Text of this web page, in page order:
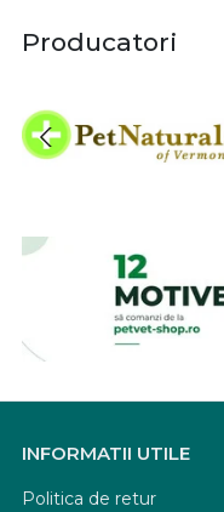
Producatori
INFORMATII UTILE
Politica de retur